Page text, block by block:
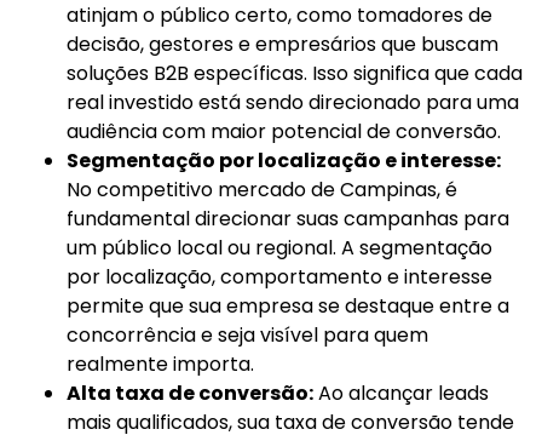
atinjam o público certo, como tomadores de
decisão, gestores e empresários que buscam
soluções B2B específicas. Isso significa que cada
real investido está sendo direcionado para uma
audiência com maior potencial de conversão.
Segmentação por localização e interesse:
No competitivo mercado de Campinas, é
fundamental direcionar suas campanhas para
um público local ou regional. A segmentação
por localização, comportamento e interesse
permite que sua empresa se destaque entre a
concorrência e seja visível para quem
realmente importa.
Alta taxa de conversão:Ao alcançar leads
mais qualificados, sua taxa de conversão tende